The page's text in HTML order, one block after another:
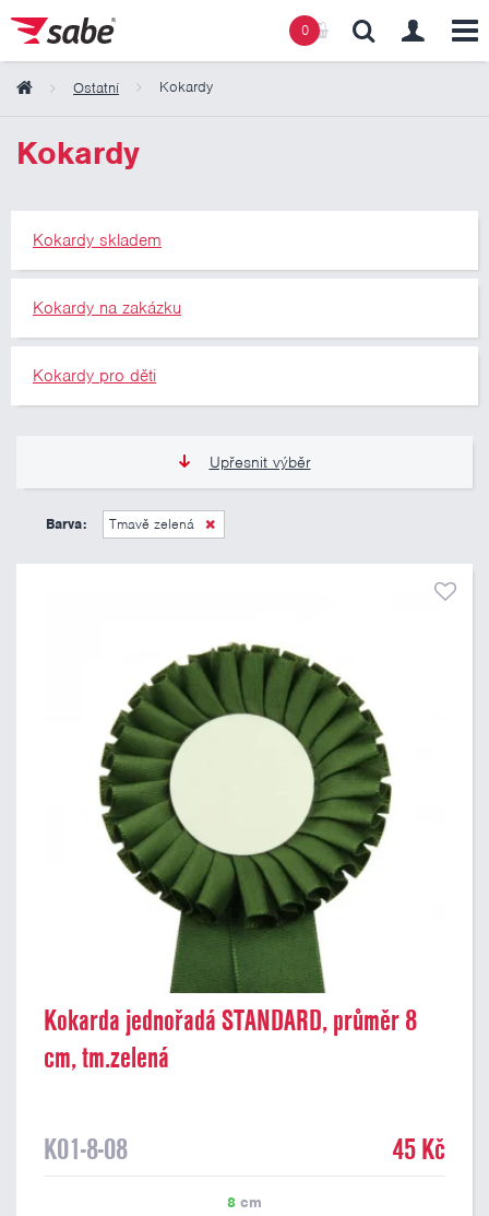
0
Ostatní Kokardy
Kokardy
Kokardy skladem
Kokardy na zakázku
Kokardy pro děti
Upřesnit výběr
45 Kč
Barva: Tmavě zelená
Kokarda jednořadá STANDARD, průměr 8
cm, tm.zelená
K01-8-08 45 Kč
8 cm
Obsah košíku